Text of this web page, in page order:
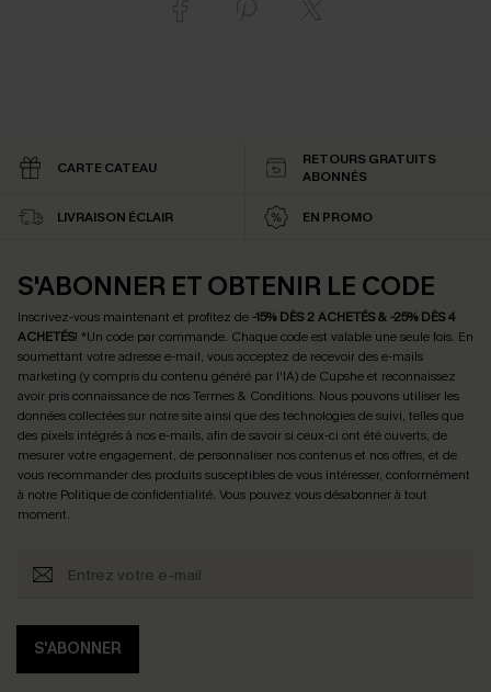
CARTE CATEAU
RETOURS GRATUITS
ABONNÉS
LIVRAISON ÉCLAIR EN PROMO
S'ABONNER ET OBTENIR LE CODE
Inscrivez-vous maintenant et profitez de -15% DÈS 2 ACHETÉS & -25% DÈS 4
ACHETÉS! *Un code par commande. Chaque code est valable une seule fois. En
soumettant votre adresse e-mail, vous acceptez de recevoir des e-mails
marketing (y compris du contenu généré par l'IA) de Cupshe et reconnaissez
avoir pris connaissance de nosTermes & Conditions. Nous pouvons utiliser les
données collectées sur notre site ainsi que des technologies de suivi, telles que
des pixels intégrés à nos e-mails, afin de savoir si ceux-ci ont été ouverts, de
mesurer votre engagement, de personnaliser nos contenus et nos offres, et de
vous recommander des produits susceptibles de vous intéresser, conformément
à notre Politique de confidentialité. Vous pouvez vous désabonner à tout
moment.
S'ABONNER